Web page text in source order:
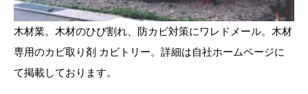
木材業。木材のひび割れ、防カビ対策にワレドメール。木材
専用のカビ取り剤 カビトリー。詳細は自社ホームページに
て掲載しております。